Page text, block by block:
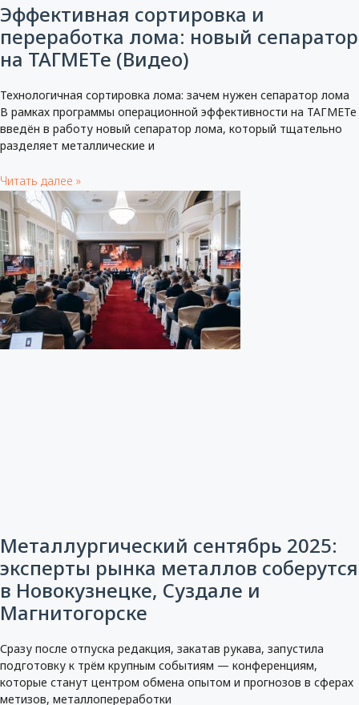
Эффективная сортировка и
переработка лома: новый сепаратор
на ТАГМЕТе (Видео)
Технологичная сортировка лома: зачем нужен сепаратор лома
В рамках программы операционной эффективности на ТАГМЕТе
введён в работу новый сепаратор лома, который тщательно
разделяет металлические и
Читать далее »
Металлургический сентябрь 2025:
эксперты рынка металлов соберутся
в Новокузнецке, Суздале и
Магнитогорске
Сразу после отпуска редакция, закатав рукава, запустила
подготовку к трём крупным событиям — конференциям,
которые станут центром обмена опытом и прогнозов в сферах
метизов, металлопереработки